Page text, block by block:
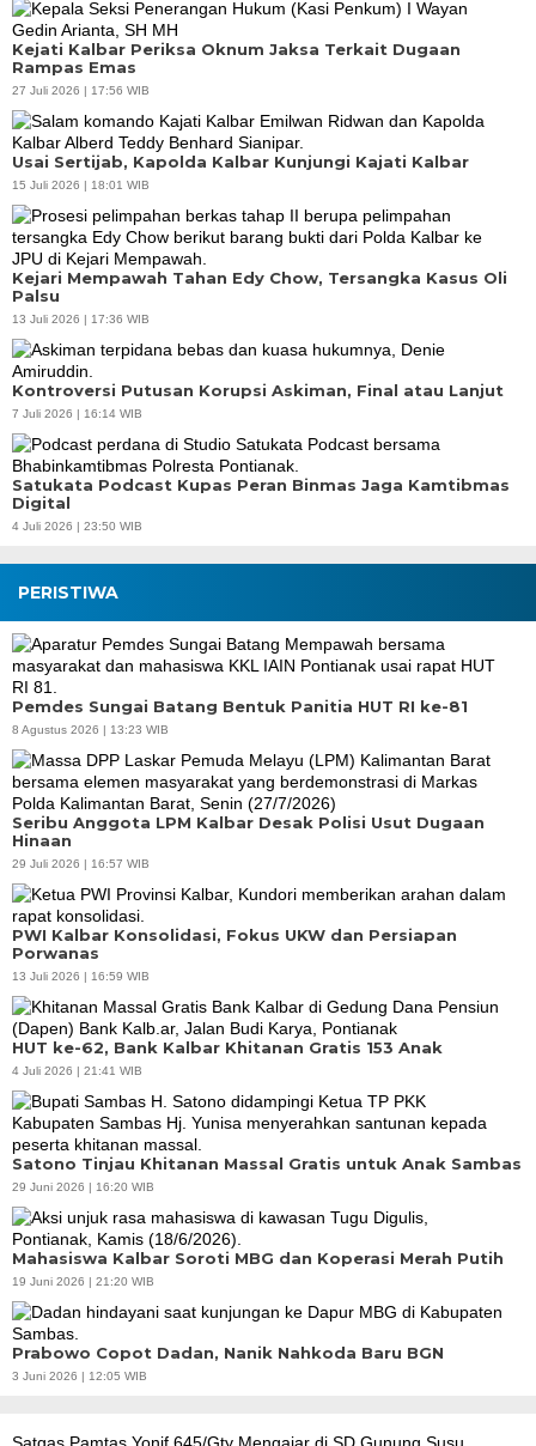
Kejati Kalbar Periksa Oknum Jaksa Terkait Dugaan
Rampas Emas
27 Juli 2026 | 17:56 WIB
Usai Sertijab, Kapolda Kalbar Kunjungi Kajati Kalbar
15 Juli 2026 | 18:01 WIB
Kejari Mempawah Tahan Edy Chow, Tersangka Kasus Oli
Palsu
13 Juli 2026 | 17:36 WIB
Kontroversi Putusan Korupsi Askiman, Final atau Lanjut
7 Juli 2026 | 16:14 WIB
Satukata Podcast Kupas Peran Binmas Jaga Kamtibmas
Digital
4 Juli 2026 | 23:50 WIB
PERISTIWA
Pemdes Sungai Batang Bentuk Panitia HUT RI ke-81
8 Agustus 2026 | 13:23 WIB
Seribu Anggota LPM Kalbar Desak Polisi Usut Dugaan
Hinaan
29 Juli 2026 | 16:57 WIB
PWI Kalbar Konsolidasi, Fokus UKW dan Persiapan
Porwanas
13 Juli 2026 | 16:59 WIB
HUT ke-62, Bank Kalbar Khitanan Gratis 153 Anak
4 Juli 2026 | 21:41 WIB
Satono Tinjau Khitanan Massal Gratis untuk Anak Sambas
29 Juni 2026 | 16:20 WIB
Mahasiswa Kalbar Soroti MBG dan Koperasi Merah Putih
19 Juni 2026 | 21:20 WIB
Prabowo Copot Dadan, Nanik Nahkoda Baru BGN
3 Juni 2026 | 12:05 WIB